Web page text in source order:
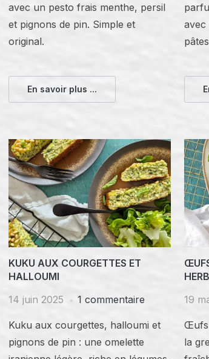
avec un pesto frais menthe, persil
et pignons de pin. Simple et
original.
En savoir plus ...
avec
KUKU AUX COURGETTES ET
HALLOUMI
14 juin 2025
1 commentaire
Kuku aux courgettes, halloumi et
pignons de pin : une omelette
19
Œufs
la